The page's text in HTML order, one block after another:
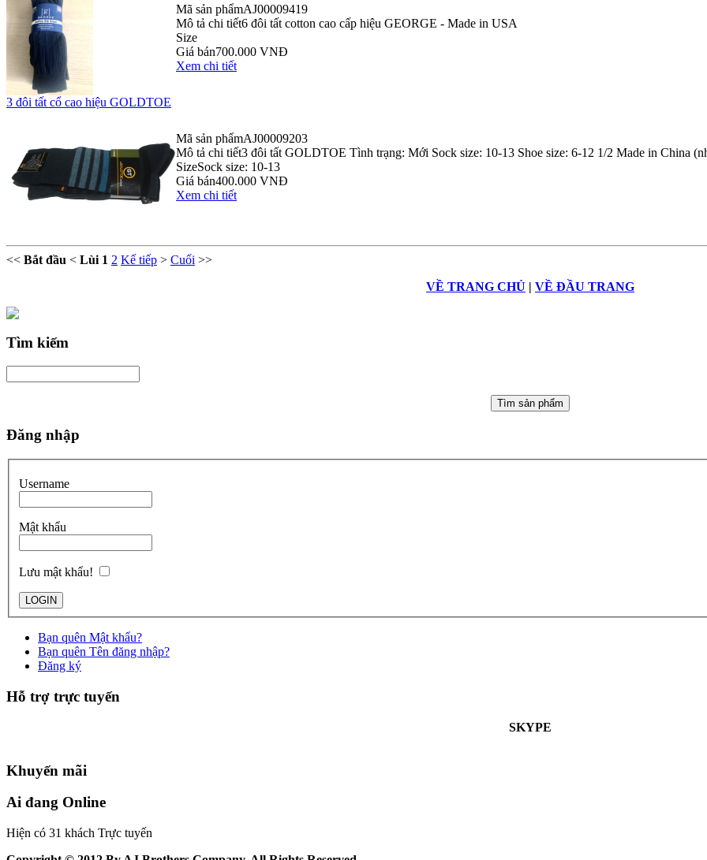
Mã sản phẩmAJ00009419
Mô tả chi tiết6 đôi tất cotton cao cấp hiệu GEORGE - Made in USA
Size
Giá bán700.000 VNĐ
Xem chi tiết
3 đôi tất cổ cao hiệu GOLDTOE
Mã sản phẩmAJ00009203
Mô tả chi tiết3 đôi tất GOLDTOE Tình trạng: Mới Sock size: 10-13 Shoe size: 6-12 1/2 Made in China
SizeSock size: 10-13
Giá bán400.000 VNĐ
Xem chi tiết
<< Bắt đầu < Lùi 1 2 Kế tiếp > Cuối >>
VỀ TRANG CHỦ | VỀ ĐẦU TRANG
Tìm kiếm
Tìm sản phẩm
Đăng nhập
Username
Mật khẩu
Lưu mật khẩu!
Bạn quên Mật khẩu?
Bạn quên Tên đăng nhập?
Đăng ký
Hỗ trợ trực tuyến
SKYPE
Khuyến mãi
Ai đang Online
Hiện có 31 khách Trực tuyến